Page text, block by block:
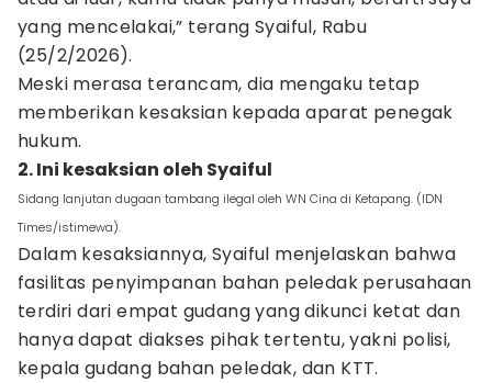
yang mencelakai,” terang Syaiful, Rabu
(25/2/2026).
Meski merasa terancam, dia mengaku tetap
memberikan kesaksian kepada aparat penegak
hukum.
2. Ini kesaksian oleh Syaiful
Sidang lanjutan dugaan tambang ilegal oleh WN Cina di Ketapang. (IDN
Times/istimewa).
Dalam kesaksiannya, Syaiful menjelaskan bahwa
fasilitas penyimpanan bahan peledak perusahaan
terdiri dari empat gudang yang dikunci ketat dan
hanya dapat diakses pihak tertentu, yakni polisi,
kepala gudang bahan peledak, dan KTT.